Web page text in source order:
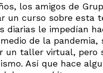
los amigos de
un curso sobre esta
diarias le impedían
de la pandemia,
un taller virtual, pero
Así que hace